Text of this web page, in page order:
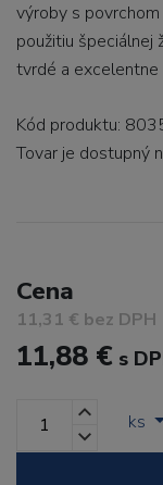
výroby s
použitiu špeciálnej
tvrdé a excelentne
Kód produktu:
Tovar je dostupný
Cena
11,31 € bez DPH
11,88 € s
ks